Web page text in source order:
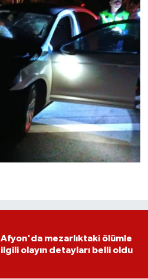
Afyon'da mezarlıktaki ölümle
ilgili olayın detayları belli oldu